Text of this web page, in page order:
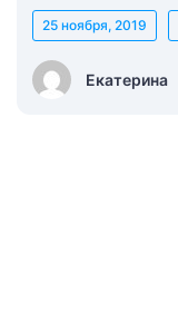
Екатерина
25 ноября, 2019